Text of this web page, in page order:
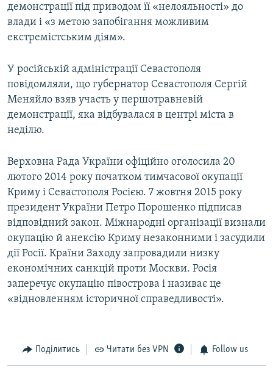
демонстрації під приводом її «нелояльності» до
влади і «з метою запобігання можливим
екстремістським діям».
У російській адміністрації Севастополя
повідомляли, що губернатор Севастополя Сергій
Меняйло взяв участь у першотравневій
демонстрації, яка відбувалася в центрі міста в
неділю.
Верховна Рада України офіційно оголосила 20
лютого 2014 року початком тимчасової окупації
Криму і Севастополя Росією. 7 жовтня 2015 року
президент України Петро Порошенко підписав
відповідний закон. Міжнародні організації визнали
окупацію й анексію Криму незаконними і засудили
дії Росії. Країни Заходу запровадили низку
економічних санкцій проти Москви. Росія
заперечує окупацію півострова і називає це
«відновленням історичної справедливості».
Поділитись Читати без VPN Follow us